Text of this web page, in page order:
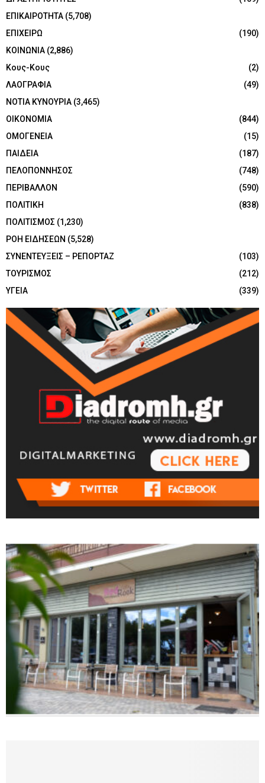
ΕΠΙΚΑΙΡΟΤΗΤΑ (5,708)
ΕΠΙΧΕΙΡΩ
(190)
ΚΟΙΝΩΝΙΑ (2,886)
Κους-Κους
(2)
ΛΑΟΓΡΑΦΙΑ
(49)
ΝΟΤΙΑ ΚΥΝΟΥΡΙΑ (3,465)
ΟΙΚΟΝΟΜΙΑ
(844)
ΟΜΟΓΕΝΕΙΑ
(15)
ΠΑΙΔΕΙΑ
(187)
ΠΕΛΟΠΟΝΝΗΣΟΣ
(748)
ΠΕΡΙΒΑΛΛΟΝ
(590)
ΠΟΛΙΤΙΚΗ
(838)
ΠΟΛΙΤΙΣΜΟΣ (1,230)
ΡΟΗ ΕΙΔΗΣΕΩΝ (5,528)
ΣΥΝΕΝΤΕΥΞΕΙΣ – ΡΕΠΟΡΤΑΖ
(103)
ΤΟΥΡΙΣΜΟΣ
(212)
ΥΓΕΙΑ
(339)